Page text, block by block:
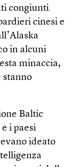
congiunti.
cinesi e
in alcuni
minaccia,
stanno
Baltic
i paesi
ideato